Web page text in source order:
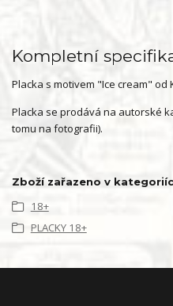
Kompletní
Placka s motivem "Ice cream" od
Placka se prodává na autorské
tomu na fotografii).
Zboží zařazeno v
18+
PLACKY 18+